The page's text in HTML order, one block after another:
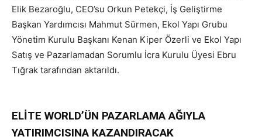
Elik Bezaroğlu, CEO’su Orkun Petekçi, İş Geliştirme
Başkan Yardımcısı Mahmut Sürmen, Ekol Yapı Grubu
Yönetim Kurulu Başkanı Kenan Kiper Özerli ve Ekol Yapı
Satış ve Pazarlamadan Sorumlu İcra Kurulu Üyesi Ebru
Tığrak tarafından aktarıldı.
ELİTE WORLD’ÜN PAZARLAMA AĞIYLA
YATIRIMCISINA KAZANDIRACAK